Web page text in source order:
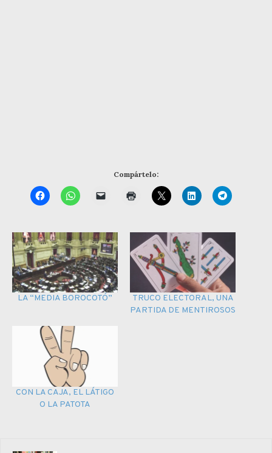
Compártelo:
LA “MEDIA BOROCOTÓ”
TRUCO ELECTORAL, UNA
PARTIDA DE MENTIROSOS
CON LA CAJA, EL LÁTIGO
O LA PATOTA